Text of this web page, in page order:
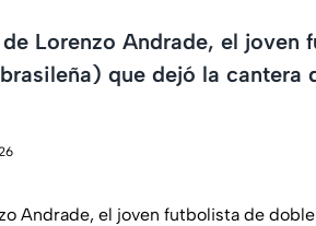
Lorenzo Andrade, el joven
que dejó la cantera
Andrade, el joven futbolista de